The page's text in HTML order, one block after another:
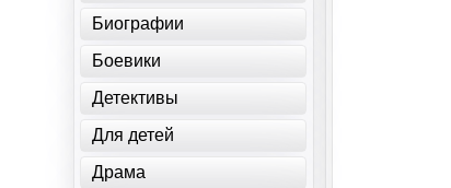
Биографии
Боевики
Детективы
Для детей
Драма